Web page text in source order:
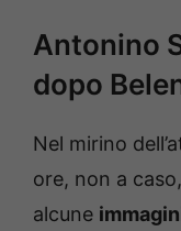
Antonino
dopo
Nel mirino
ore, non a
alcune